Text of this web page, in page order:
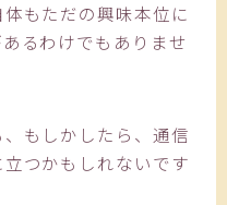
もただの興味本位に
るわけでもありませ
もしかしたら、通信
つかもしれないです